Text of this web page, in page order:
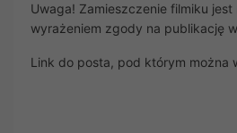
Uwaga! Zamieszczenie filmiku
wyrażeniem zgody na publikację
Link do posta, pod którym można